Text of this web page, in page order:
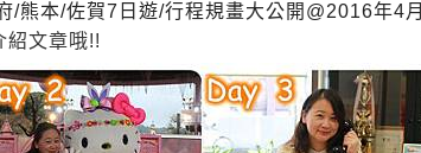
/熊本/佐賀7日遊/行程規畫大公開@2016年4月
紹文章哦!!